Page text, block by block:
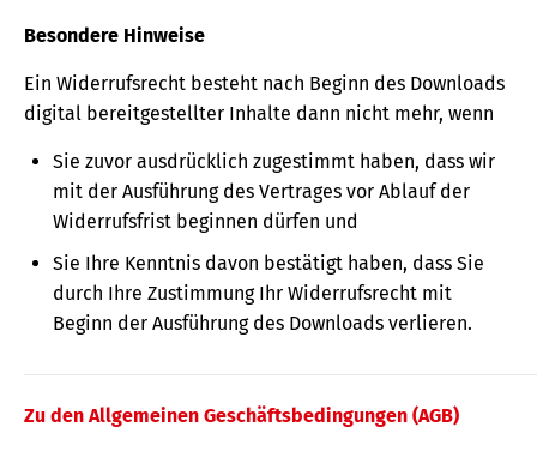
Besondere Hinweise
Ein Widerrufsrecht besteht nach Beginn des Downloads
digital bereitgestellter Inhalte dann nicht mehr, wenn
Sie zuvor ausdrücklich zugestimmt haben, dass wir
mit der Ausführung des Vertrages vor Ablauf der
Widerrufsfrist beginnen dürfen und
Sie Ihre Kenntnis davon bestätigt haben, dass Sie
durch Ihre Zustimmung Ihr Widerrufsrecht mit
Beginn der Ausführung des Downloads verlieren.
Zu den Allgemeinen Geschäftsbedingungen (AGB)